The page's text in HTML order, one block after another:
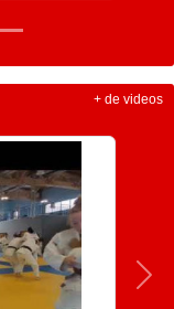
+ de videos